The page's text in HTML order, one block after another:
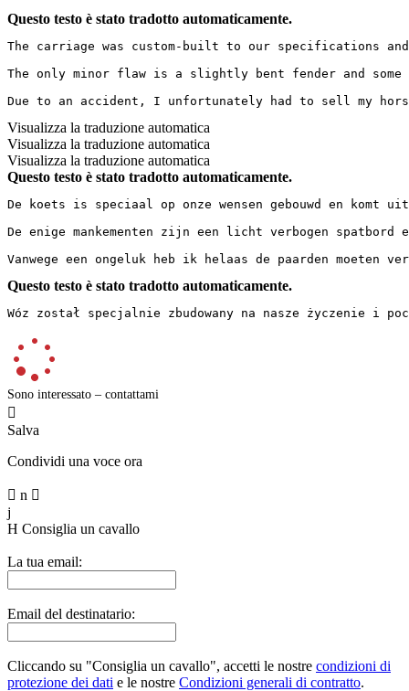
Questo testo è stato tradotto automaticamente.
The carriage was custom-built to our specifications
The only minor flaw is a slightly bent fender and
Due to an accident, I unfortunately had to sell my
Visualizza la traduzione automatica
Visualizza la traduzione automatica
Visualizza la traduzione automatica
Questo testo è stato tradotto automaticamente.
De koets is speciaal op onze wensen gebouwd en
De enige mankementen zijn een licht verbogen
Vanwege een ongeluk heb ik helaas de paarden moeten
Questo testo è stato tradotto automaticamente.
Wóz został specjalnie zbudowany na nasze życzenie i
Sono interessato – contattami

Salva
Condividi una voce ora
 n 
j
H Consiglia un cavallo
La tua email:
Email del destinatario:
Cliccando su "Consiglia un cavallo", accetti le nostre condizioni di
protezione dei dati e le nostre Condizioni generali di contratto.